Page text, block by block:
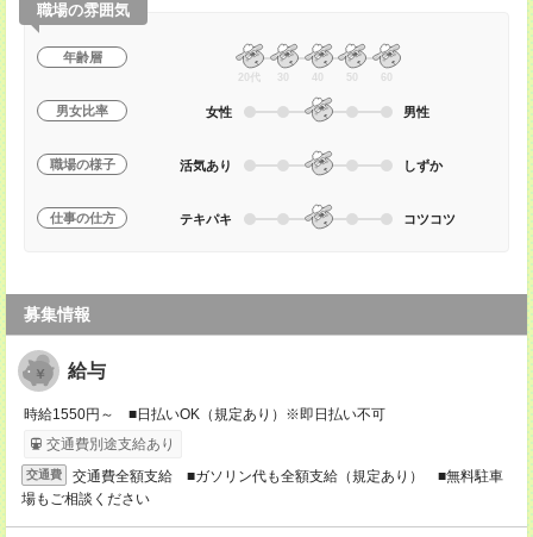
職場の雰囲気
年齢層
20代 30 40 50 60
男女比率 女性 男性
職場の様子 活気あり しずか
仕事の仕方 テキパキ コツコツ
募集情報
給与
時給1550円～ ■日払いOK（規定あり）※即日払い不可
交通費別途支給あり
交通費
交通費全額支給 ■ガソリン代も全額支給（規定あり） ■無料駐車
場もご相談ください